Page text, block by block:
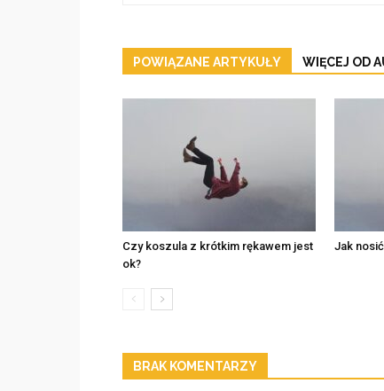
POWIĄZANE ARTYKUŁY WIĘCEJ OD
Czy koszula z krótkim rękawem jest
ok?
Jak
BRAK KOMENTARZY